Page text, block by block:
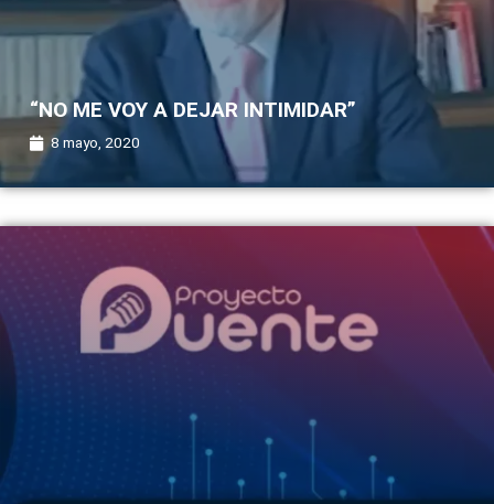
“NO ME VOY A DEJAR INTIMIDAR”
8 mayo, 2020